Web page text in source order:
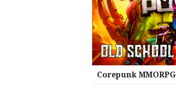
Corepunk MMORPG